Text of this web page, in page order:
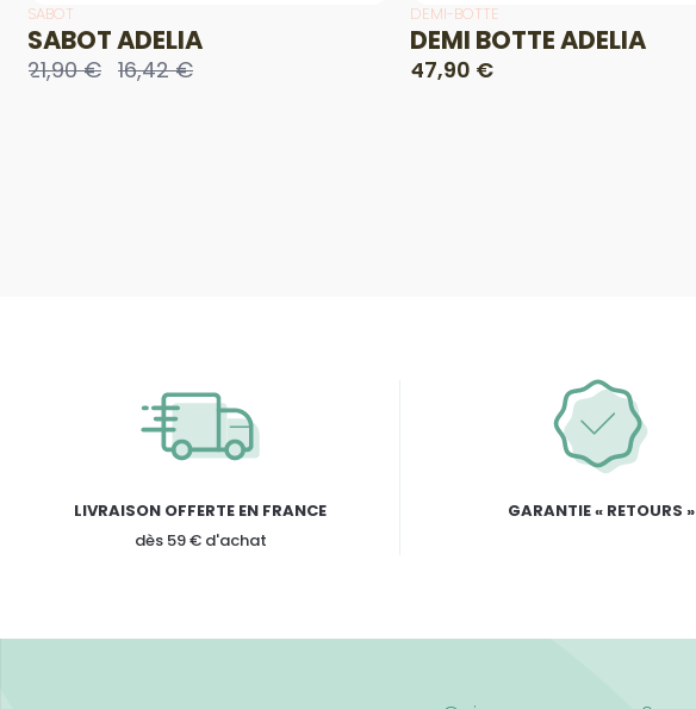
SABOT
SABOT ADELIA
21,90 € 16,42 €
DEMI-BOTTE
DEMI BOTTE ADELIA
47,90 €
LIVRAISON OFFERTE EN FRANCE
dès 59 € d'achat
GARANTIE « RETOURS »